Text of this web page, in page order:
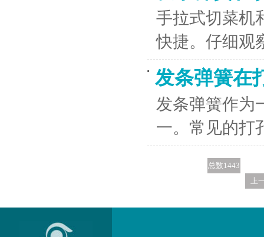
手拉式切菜机
快捷。仔细观
发条弹簧在
发条弹簧作为
一。常见的打
总数1443
上